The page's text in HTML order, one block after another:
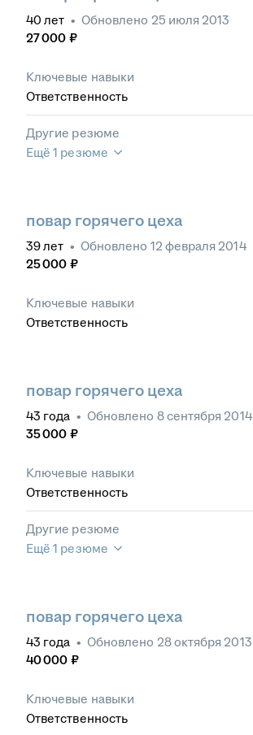
40 лет • Обновлено 25 июля 2013
27 000 ₽
Ключевые навыки
Ответственность
Другие резюме
Ещё 1 резюме
повар горячего цеха
39лет • Обновлено 12 февраля 2014
25 000 ₽
Ключевые навыки
Ответственность
повар горячего цеха
43 года • Обновлено 8 сентября 2014
35 000 ₽
Ключевые навыки
Ответственность
Другие резюме
Ещё 1 резюме
повар горячего цеха
43 года • Обновлено 28 октября 2013
40 000 ₽
Ключевые навыки
Ответственность